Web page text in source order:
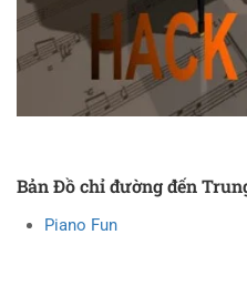
Bản Đồ chỉ đường đến
Piano Fun